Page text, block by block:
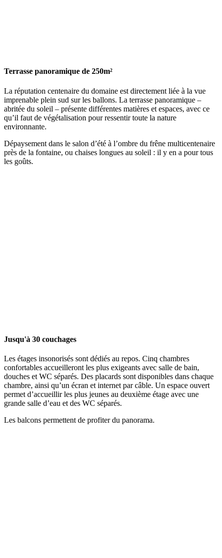
Terrasse panoramique de 250m²
La réputation centenaire du domaine est directement liée à la vue
imprenable plein sud sur les ballons. La terrasse panoramique –
abritée du soleil – présente différentes matières et espaces, avec ce
qu’il faut de végétalisation pour ressentir toute la nature
environnante.
Dépaysement dans le salon d’été à l’ombre du frêne multicentenaire
près de la fontaine, ou chaises longues au soleil : il y en a pour tous
les goûts.
Jusqu'à 30 couchages
Les étages insonorisés sont dédiés au repos. Cinq chambres
confortables accueilleront les plus exigeants avec salle de bain,
douches et WC séparés. Des placards sont disponibles dans chaque
chambre, ainsi qu’un écran et internet par câble. Un espace ouvert
permet d’accueillir les plus jeunes au deuxième étage avec une
grande salle d’eau et des WC séparés.
Les balcons permettent de profiter du panorama.